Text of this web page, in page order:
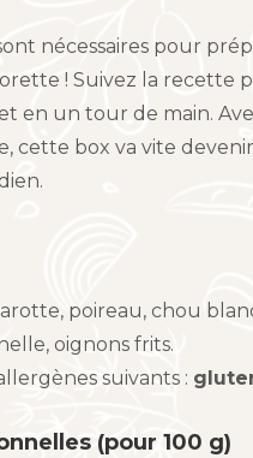
nécessaires pour
! Suivez la recette
en un tour de main.
cette box va vite
poireau, chou
oignons frits.
suivants :
(pour 100 g)